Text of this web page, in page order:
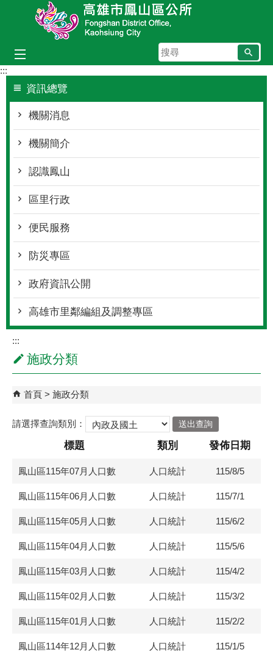
跳到主要內容區塊
搜
尋
:::
資訊總覽
機關消息
機關簡介
認識鳳山
區里行政
便民服務
防災專區
政府資訊公開
高雄市里鄰編組及調整專區
:::
施政分類
首頁 施政分類
請選擇查詢類別：
標題 類別 發佈日期
鳳山區115年07月人口數 人口統計 115/8/5
鳳山區115年06月人口數 人口統計 115/7/1
鳳山區115年05月人口數 人口統計 115/6/2
鳳山區115年04月人口數 人口統計 115/5/6
鳳山區115年03月人口數 人口統計 115/4/2
鳳山區115年02月人口數 人口統計 115/3/2
鳳山區115年01月人口數 人口統計 115/2/2
鳳山區114年12月人口數 人口統計 115/1/5